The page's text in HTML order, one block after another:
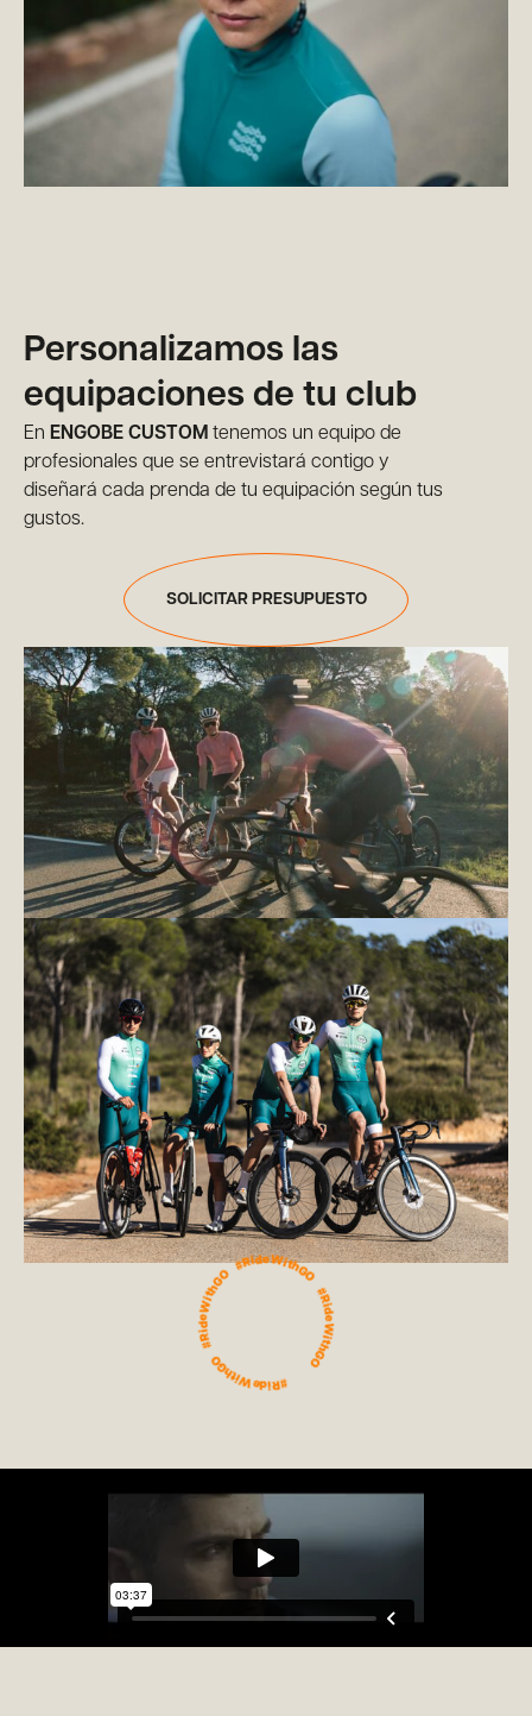
#RideWithGO #RideWithGO #RideWithGO #RideWithGO
Personalizamos las
equipaciones de tu club
En ENGOBE CUSTOM tenemos un equipo de
profesionales que se entrevistará contigo y
diseñará cada prenda de tu equipación según tus
gustos.
SOLICITAR PRESUPUESTO